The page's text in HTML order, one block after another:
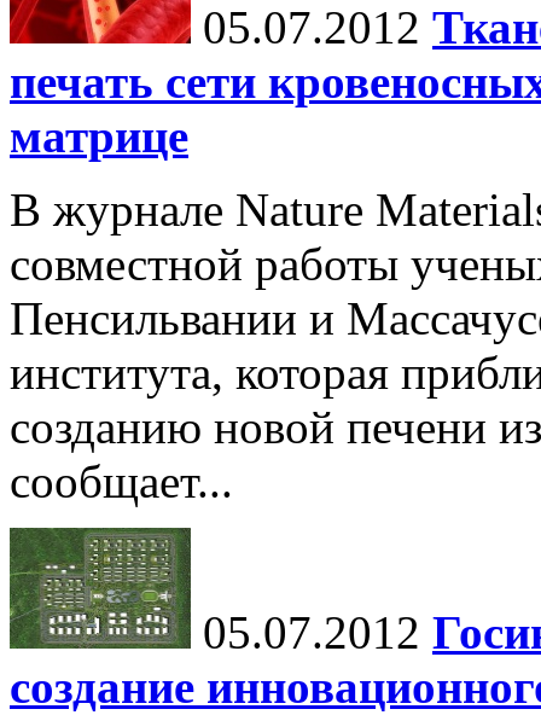
05.07.2012
печать сети
матрице
В журнале Nature
совместной работы
Пенсильвании и
института, которая
созданию новой печени
сообщает...
05.07.2012
создание